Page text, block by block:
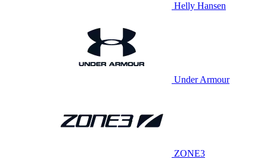
Helly Hansen
Under Armour
ZONE3